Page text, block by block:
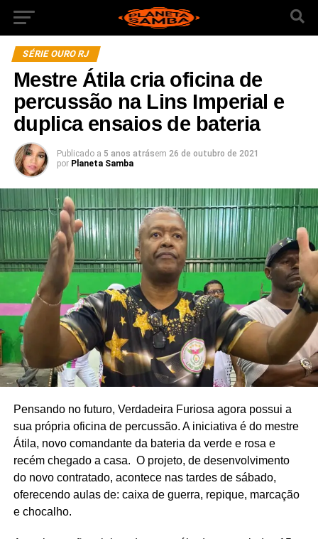
SÉRIE OURO RJ
Mestre Átila cria oficina de
percussão na Lins Imperial e
duplica ensaios de bateria
Publicado a 5 anos atrásem 26 de outubro de 2021
por Planeta Samba
Pensando no futuro, Verdadeira Furiosa agora possui a
sua própria oficina de percussão. A iniciativa é do mestre
Átila, novo comandante da bateria da verde e rosa e
recém chegado a casa. O projeto, de desenvolvimento
do novo contratado, acontece nas tardes de sábado,
oferecendo aulas de: caixa de guerra, repique, marcação
e chocalho.